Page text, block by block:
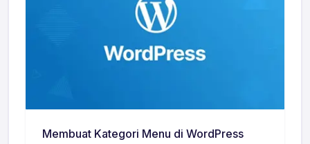
Membuat Kategori Menu di WordPress